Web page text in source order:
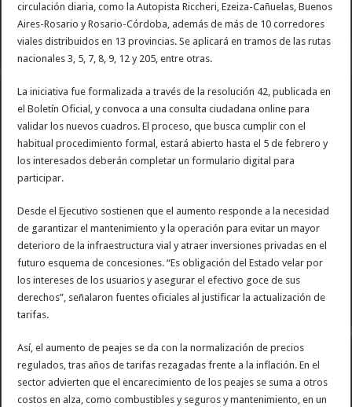
circulación diaria, como la Autopista Riccheri, Ezeiza-Cañuelas, Buenos
Aires-Rosario y Rosario-Córdoba, además de más de 10 corredores
viales distribuidos en 13 provincias. Se aplicará en tramos de las rutas
nacionales 3, 5, 7, 8, 9, 12 y 205, entre otras.
La iniciativa fue formalizada a través de la resolución 42, publicada en
el Boletín Oficial, y convoca a una consulta ciudadana online para
validar los nuevos cuadros. El proceso, que busca cumplir con el
habitual procedimiento formal, estará abierto hasta el 5 de febrero y
los interesados deberán completar un formulario digital para
participar.
Desde el Ejecutivo sostienen que el aumento responde a la necesidad
de garantizar el mantenimiento y la operación para evitar un mayor
deterioro de la infraestructura vial y atraer inversiones privadas en el
futuro esquema de concesiones. “Es obligación del Estado velar por
los intereses de los usuarios y asegurar el efectivo goce de sus
derechos”, señalaron fuentes oficiales al justificar la actualización de
tarifas.
Así, el aumento de peajes se da con la normalización de precios
regulados, tras años de tarifas rezagadas frente a la inflación. En el
sector advierten que el encarecimiento de los peajes se suma a otros
costos en alza, como combustibles y seguros y mantenimiento, en un